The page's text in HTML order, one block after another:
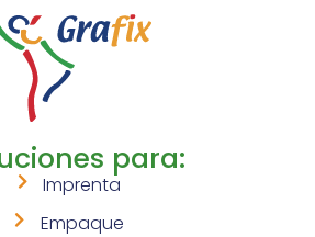
para:
Imprenta
Empaque